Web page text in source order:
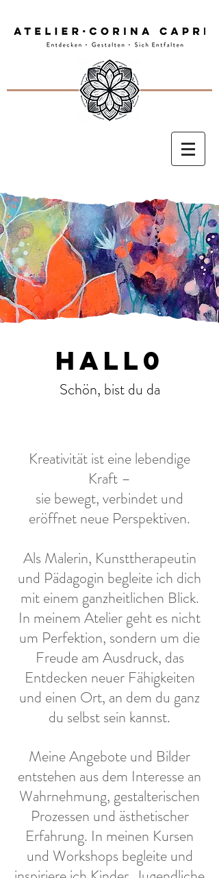
hall0
Schön, bist du da
Kreativität ist eine lebendige
Kraft –
sie bewegt, verbindet und
eröffnet neue Perspektiven.
Als Malerin, Kunsttherapeutin
und Pädagogin begleite ich dich
mit einem ganzheitlichen Blick.
In meinem Atelier geht es nicht
um Perfektion, sondern um die
Freude am Ausdruck, das
Entdecken neuer Fähigkeiten
und einen Ort, an dem du ganz
du selbst sein kannst.
Meine Angebote und Bilder
entstehen aus dem Interesse an
Wahrnehmung, gestalterischen
Prozessen und ästhetischer
Erfahrung. In meinen Kursen
und Workshops begleite und